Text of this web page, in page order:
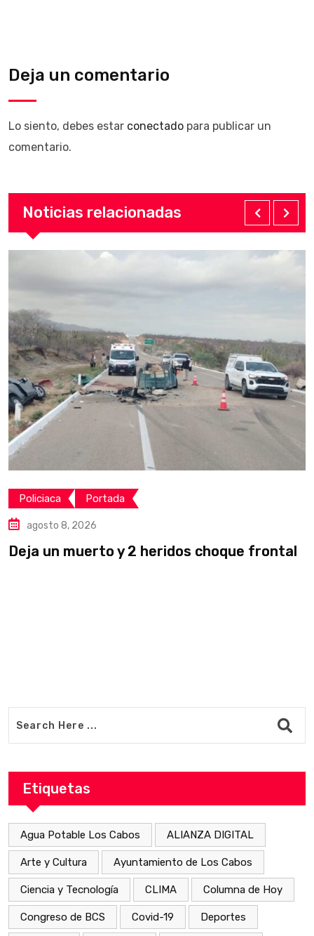
Deja un comentario
Lo siento, debes estar conectado para publicar un
comentario.
Noticias relacionadas
Policiaca Portada
agosto 8, 2026
Deja un muerto y 2 heridos choque frontal
Etiquetas
Agua Potable Los Cabos ALIANZA DIGITAL
Arte y Cultura Ayuntamiento de Los Cabos
Ciencia y Tecnología CLIMA Columna de Hoy
Congreso de BCS Covid-19 Deportes